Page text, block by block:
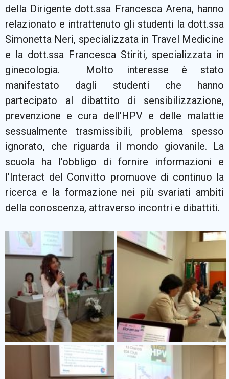
della Dirigente dott.ssa Francesca Arena, hanno
relazionato e intrattenuto gli studenti la dott.ssa
Simonetta Neri, specializzata in Travel Medicine
e la dott.ssa Francesca Stiriti, specializzata in
ginecologia. Molto interesse è stato
manifestato dagli studenti che hanno
partecipato al dibattito di sensibilizzazione,
prevenzione e cura dell’HPV e delle malattie
sessualmente trasmissibili, problema spesso
ignorato, che riguarda il mondo giovanile. La
scuola ha l’obbligo di fornire informazioni e
l’Interact del Convitto promuove di continuo la
ricerca e la formazione nei più svariati ambiti
della conoscenza, attraverso incontri e dibattiti.